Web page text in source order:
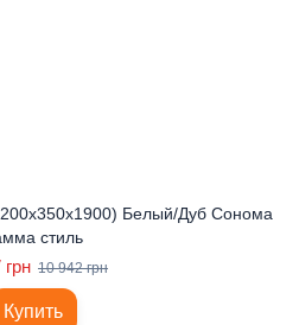
Белый/Дуб Сонома
стиль
грн 10 942 грн
Купить